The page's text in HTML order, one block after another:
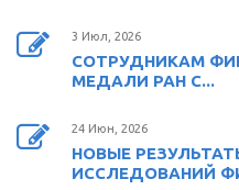
3 Июл, 2026
СОТРУДНИКАМ
МЕДАЛИ РАН С...
24 Июн, 2026
НОВЫЕ
ИССЛЕДОВАНИЙ